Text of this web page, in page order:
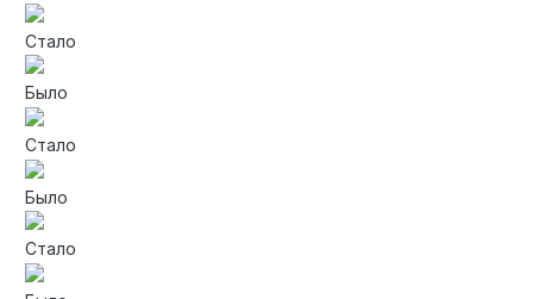
Стало
Было
Стало
Было
Стало